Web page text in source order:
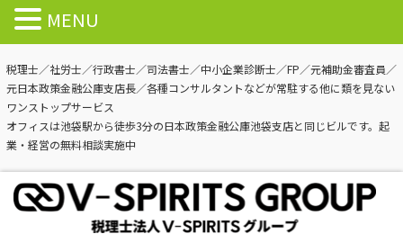
税理士／社労士／行政書士／司法書士／中小企業診断士／FP／元補助金審査員／
元日本政策金融公庫支店長／各種コンサルタントなどが常駐する他に類を見ない
ワンストップサービス
オフィスは池袋駅から徒歩3分の日本政策金融公庫池袋支店と同じビルです。起
業・経営の無料相談実施中
MENU